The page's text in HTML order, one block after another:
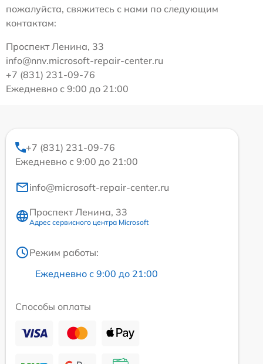
пожалуйста, свяжитесь с нами по следующим
контактам:
Проспект Ленина, 33
info@nnv.microsoft-repair-center.ru
+7 (831) 231-09-76
Ежедневно с 9:00 до 21:00
+7 (831) 231-09-76
Ежедневно с 9:00 до 21:00
info@microsoft-repair-center.ru
Проспект Ленина, 33
Адрес сервисного центра Microsoft
Режим работы:
Ежедневно с 9:00 до 21:00
Способы оплаты